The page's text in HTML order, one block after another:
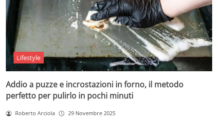
Lifestyle
Addio a puzze e incrostazioni in forno, il metodo
perfetto per pulirlo in pochi minuti
Roberto Arciola 29 Novembre 2025